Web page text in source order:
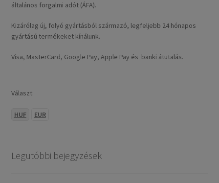
általános forgalmi adót (ÁFA).
Kizárólag új, folyó gyártásból származó, legfeljebb 24 hónapos
gyártású termékeket kínálunk.
Visa, MasterCard, Google Pay, Apple Pay és banki átutalás.
Választ:
HUF EUR
Legutóbbi bejegyzések